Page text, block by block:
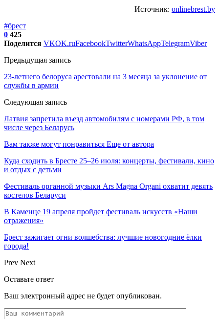
Источник: onlinebrest.by
#брест
0 425
Поделится VKOK.ruFacebookTwitterWhatsAppTelegramViber
Предыдущая запись
23-летнего белоруса арестовали на 3 месяца за уклонение от
службы в армии
Следующая запись
Латвия запретила въезд автомобилям с номерами РФ, в том
числе через Беларусь
Вам также могут понравиться Еще от автора
Куда сходить в Бресте 25–26 июля: концерты, фестивали, кино
и отдых с детьми
Фестиваль органной музыки Ars Magna Organi охватит девять
костелов Беларуси
В Каменце 19 апреля пройдет фестиваль искусств «Наши
отражения»
Брест зажигает огни волшебства: лучшие новогодние ёлки
города!
Prev Next
Оставьте ответ
Ваш электронный адрес не будет опубликован.